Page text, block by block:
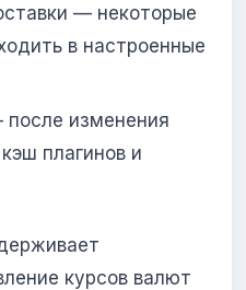
— некоторые
в настроенные
изменения
плагинов и
курсов валют